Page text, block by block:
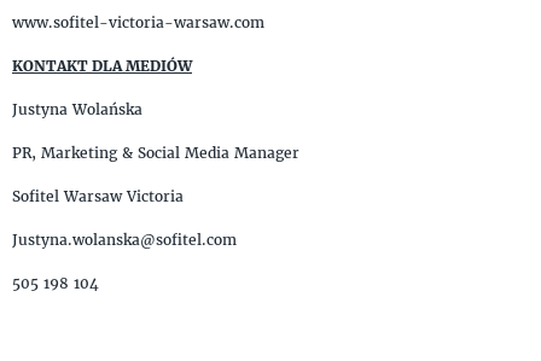
www.sofitel-victoria-warsaw.com
KONTAKT DLA MEDIÓW
Justyna Wolańska
PR, Marketing & Social Media Manager
Sofitel Warsaw Victoria
Justyna.wolanska@sofitel.com
505 198 104